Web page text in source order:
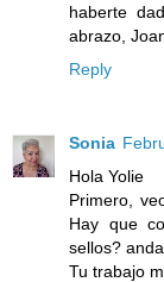
haberte
abrazo,
Reply
Sonia
Hola Yolie
Primero,
Hay que
sellos?
Tu trabajo